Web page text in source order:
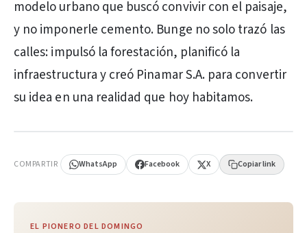
modelo urbano que buscó convivir con el paisaje,
y no imponerle cemento. Bunge no solo trazó las
calles: impulsó la forestación, planificó la
infraestructura y creó Pinamar S.A. para convertir
su idea en una realidad que hoy habitamos.
COMPARTIR WhatsApp Facebook X Copiar link
EL PIONERO DEL DOMINGO